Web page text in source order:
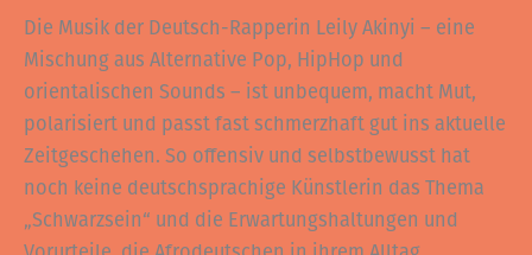
Die Musik der Deutsch-Rapperin Leily Akinyi – eine
Mischung aus Alternative Pop, HipHop und
orientalischen Sounds – ist unbequem, macht Mut,
polarisiert und passt fast schmerzhaft gut ins aktuelle
Zeitgeschehen. So offensiv und selbstbewusst hat
noch keine deutschsprachige Künstlerin das Thema
„Schwarzsein“ und die Erwartungshaltungen und